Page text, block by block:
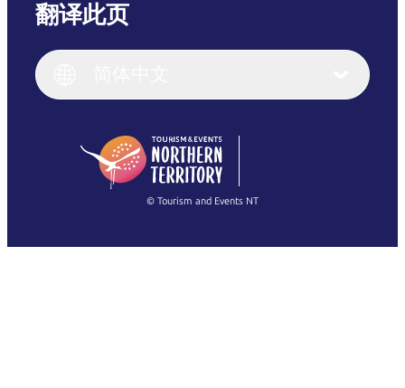
翻译此页
English (US)
English
(Singapore)
Français
繁體中文
© Tourism and Events NT